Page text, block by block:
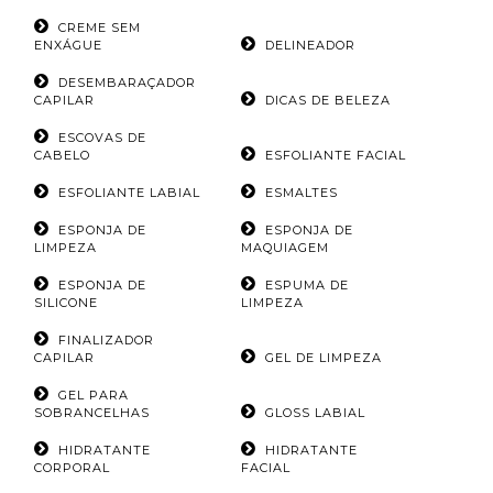
CREME SEM
ENXÁGUE
DELINEADOR
DESEMBARAÇADOR
CAPILAR
DICAS DE BELEZA
ESCOVAS DE
CABELO
ESFOLIANTE FACIAL
ESFOLIANTE LABIAL ESMALTES
ESPONJA DE
LIMPEZA
ESPONJA DE
MAQUIAGEM
ESPONJA DE
SILICONE
ESPUMA DE
LIMPEZA
FINALIZADOR
CAPILAR
GEL DE LIMPEZA
GEL PARA
SOBRANCELHAS
GLOSS LABIAL
HIDRATANTE
CORPORAL
HIDRATANTE
FACIAL